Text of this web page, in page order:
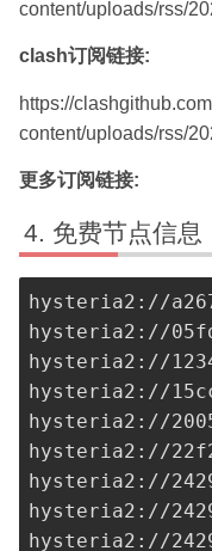
content/uploads/rss/
clash订阅链接:
https://
content/uploads/rss/
更多订阅链接:
免费节点信息
hysteria2://
hysteria2://
hysteria2://
hysteria2://
hysteria2://
hysteria2://
hysteria2://
hysteria2://
hysteria2://